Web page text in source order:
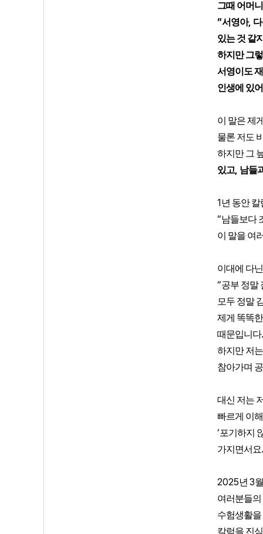
그때 어머
”서영아,
있는 것 같
하지만 그
서영이도
인생에 있
이 말은 제
물론 저도
하지만 그
있고, 남들
1 년 동안
“남들보다
이 말을 여
이대에 다
“공부 정말
모두 정말
제게 똑똑
때문입니다.
하지만 저
참아가며
대신 저는
빠르게 이
‘포기하지
가지면서요.
2025년 3
여러분들
수험생활
칼럼을 진